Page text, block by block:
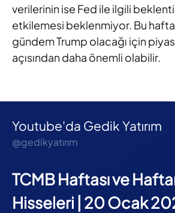
verilerinin ise Fed ile ilgili
etkilemesi beklenmiyor. Bu
gündem Trump olacağı için
açısından daha önemli olabilir.
Youtube'da Gedik Yatırım
@gedikyatırım
TCMB Haftası ve
Hisseleri | 20 Ocak